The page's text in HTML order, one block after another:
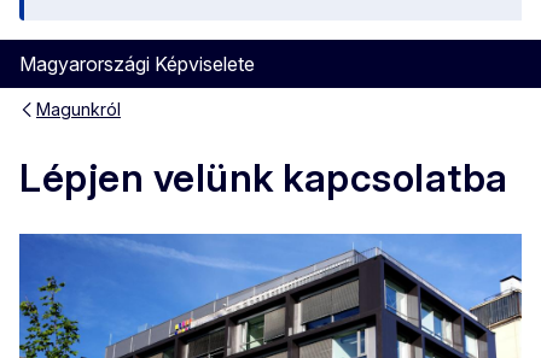
Magyarországi Képviselete
Magunkról
Lépjen velünk kapcsolatba